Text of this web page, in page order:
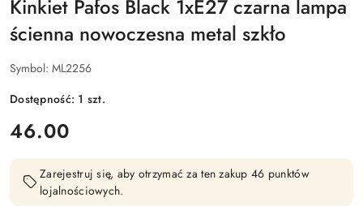
Kinkiet Pafos Black 1xE27 czarna lampa
ścienna nowoczesna metal szkło
Symbol: ML2256
Dostępność: 1 szt.
cena:
46.00
Zarejestruj się, aby otrzymać za ten zakup 46 punktów
lojalnościowych.